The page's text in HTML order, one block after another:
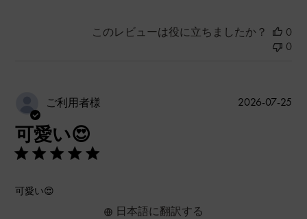
このレビューは役に立ちましたか？
0
0
ご利用者様
可愛い😍
可愛い😍
日本語に翻訳する
公
2026-07-25